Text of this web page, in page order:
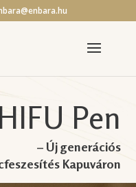
Pen
– Új generációs
Kapuváron